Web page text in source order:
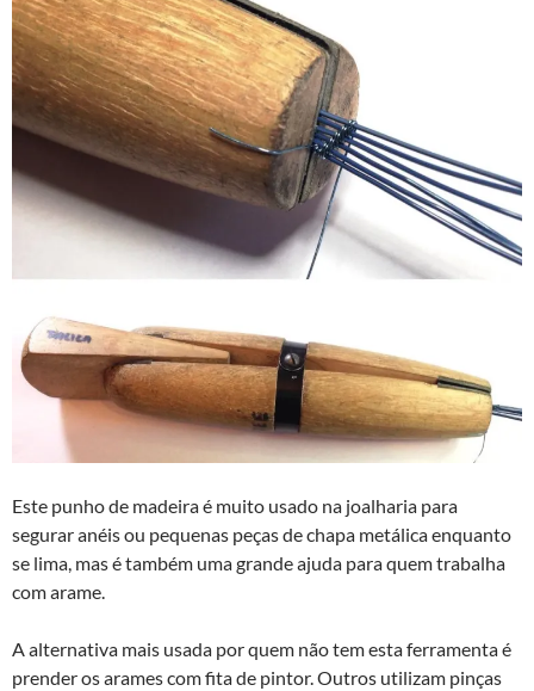
Este punho de madeira é muito usado na joalharia para
segurar anéis ou pequenas peças de chapa metálica enquanto
se lima, mas é também uma grande ajuda para quem trabalha
com arame.
A alternativa mais usada por quem não tem esta ferramenta é
prender os arames com fita de pintor. Outros utilizam pinças